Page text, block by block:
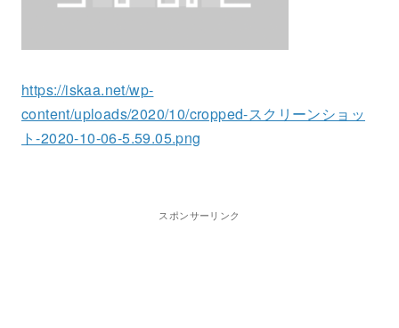
https://iskaa.net/wp-
content/uploads/2020/10/cropped-スクリーンショッ
ト-2020-10-06-5.59.05.png
スポンサーリンク